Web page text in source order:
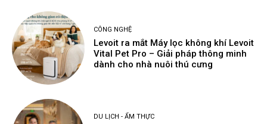
CÔNG NGHỆ
Levoit ra mắt Máy lọc không khí Levoit
Vital Pet Pro – Giải pháp thông minh
dành cho nhà nuôi thú cưng
DU LỊCH - ẨM THỰC